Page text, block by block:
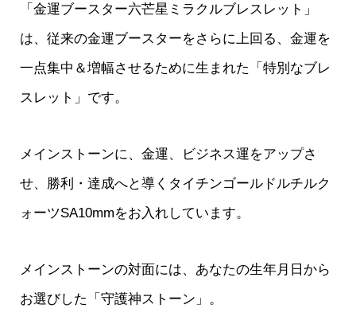
「金運ブースター六芒星ミラクルブレスレット」
は、従来の金運ブースターをさらに上回る、金運を
一点集中＆増幅させるために生まれた「特別なブレ
スレット」です。
メインストーンに、金運、ビジネス運をアップさ
せ、勝利・達成へと導くタイチンゴールドルチルク
ォーツSA10mmをお入れしています。
メインストーンの対面には、あなたの生年月日から
お選びした「守護神ストーン」。